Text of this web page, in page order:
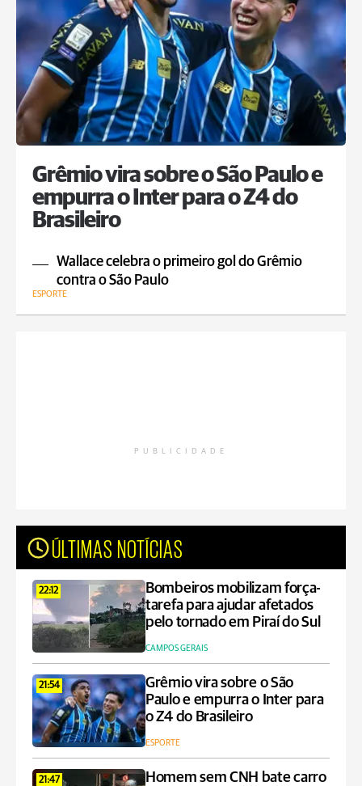
Grêmio vira sobre o São Paulo e
empurra o Inter para o Z4 do
Brasileiro
Wallace celebra o primeiro gol do Grêmio
contra o São Paulo
ESPORTE
PUBLICIDADE
ÚLTIMAS NOTÍCIAS
22:12
Bombeiros mobilizam força-
tarefa para ajudar afetados
pelo tornado em Piraí do Sul
CAMPOS GERAIS
21:54
Grêmio vira sobre o São
Paulo e empurra o Inter para
o Z4 do Brasileiro
ESPORTE
21:47
Homem sem CNH bate carro